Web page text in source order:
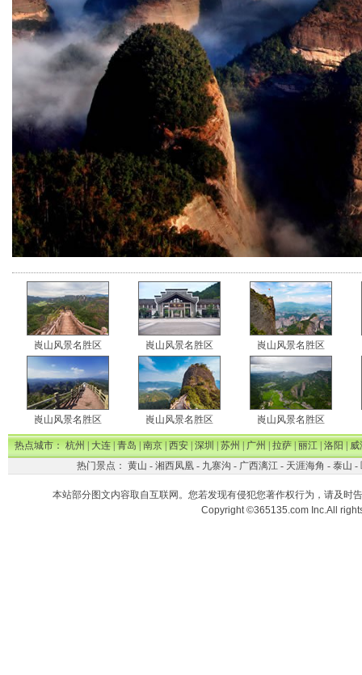
崀山风景名胜区 崀山风景名胜区 崀山风景名胜区
崀山风景名胜区 崀山风景名胜区 崀山风景名胜区
热点城市：杭州|大连|青岛|南京|西安|深圳|苏州|广州|拉萨|丽江|洛阳|威
热门景点： 黄山 - 湘西凤凰- 九寨沟 - 广西漓江- 天涯海角 - 泰山 -
本站部分图文内容取自互联网。您若发现有侵犯您著作权行为，请及时
Copyright ©365135.com Inc.All